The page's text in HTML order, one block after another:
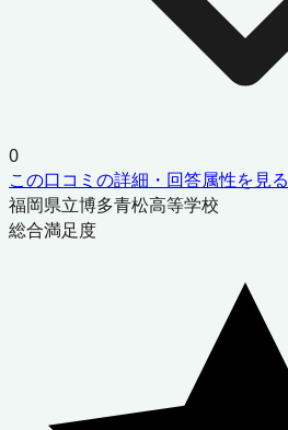
0
この口コミの詳細・回答属性を見る
福岡県立博多青松高等学校
総合満足度